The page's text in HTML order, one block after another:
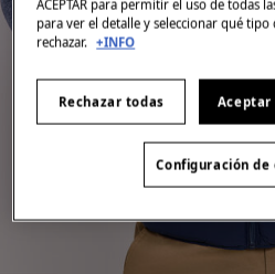
ACEPTAR para permitir el uso de todas
para ver el detalle y seleccionar qué tipo
rechazar. +INFO
Rechazar todas Aceptar
Configuración de